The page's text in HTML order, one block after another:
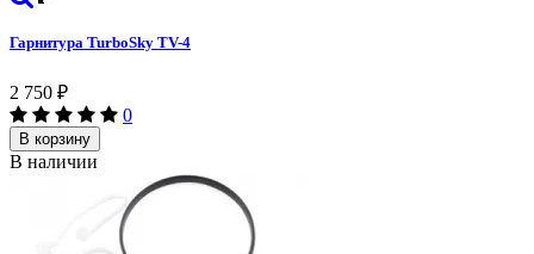
Гарнитура TurboSky TV-4
2 750 ₽
0
В корзину
В наличии